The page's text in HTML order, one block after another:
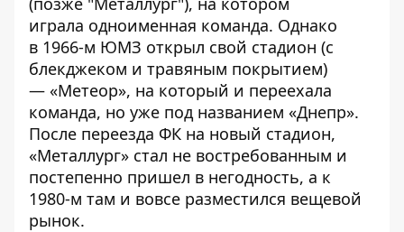
играла одноименная команда. Однако
в 1966-м ЮМЗ открыл свой стадион (с
блекджеком и травяным покрытием)
— «Метеор», на который и переехала
команда, но уже под названием «Днепр».
После переезда ФК на новый стадион,
«Металлург» стал не востребованным и
постепенно пришел в негодность, а к
1980-м там и вовсе разместился вещевой
рынок.